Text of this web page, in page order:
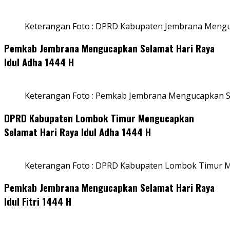
Keterangan Foto : DPRD Kabupaten Jembrana
Pemkab Jembrana Mengucapkan Selamat Hari Raya
Idul Adha 1444 H
Keterangan Foto : Pemkab Jembrana Mengucapkan
DPRD Kabupaten Lombok Timur Mengucapkan
Selamat Hari Raya Idul Adha 1444 H
Keterangan Foto : DPRD Kabupaten Lombok Timur
Pemkab Jembrana Mengucapkan Selamat Hari Raya
Idul Fitri 1444 H